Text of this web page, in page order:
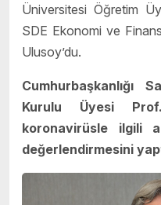
Üniversitesi Öğretim
SDE Ekonomi ve
Ulusoy’du.
Cumhurbaşkanlığı
Kurulu Üyesi
koronavirüsle ilgili
değerlendirmesini